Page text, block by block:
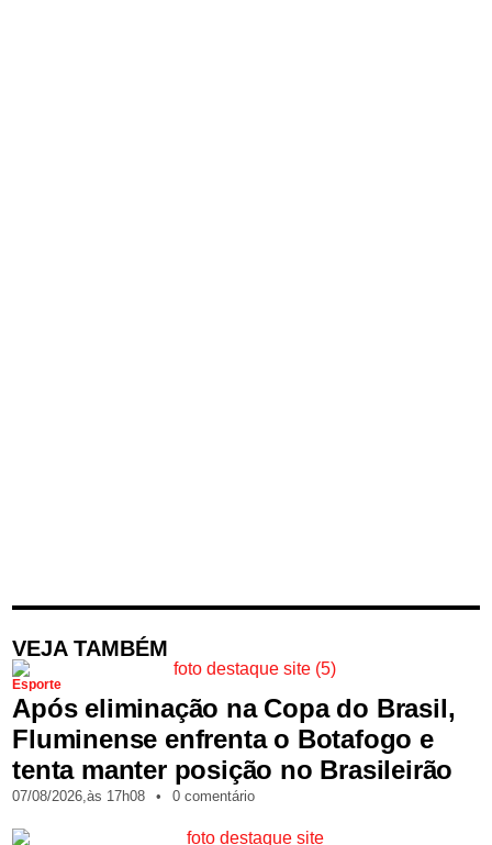
VEJA TAMBÉM
Esporte
Após eliminação na Copa do Brasil,
Fluminense enfrenta o Botafogo e
tenta manter posição no Brasileirão
07/08/2026,às 17h08 • 0 comentário